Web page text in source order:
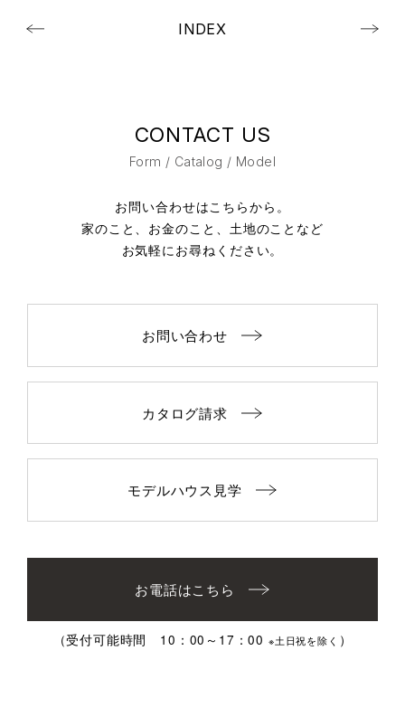
INDEX
CONTACT US
Form / Catalog / Model
お問い合わせはこちらから。
家のこと、お金のこと、土地のことなど
お気軽にお尋ねください。
お問い合わせ
カタログ請求
モデルハウス見学
お電話はこちら
（受付可能時間 10：00～17：00 ※土日祝を除く ）